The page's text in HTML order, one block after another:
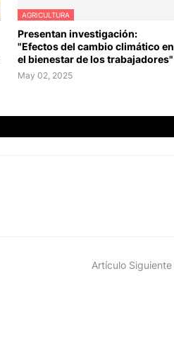
AGRICULTURA
Presentan investigación:
"Efectos del cambio climático en
el bienestar de los trabajadores"
May 02, 2025
Artículo Siguiente